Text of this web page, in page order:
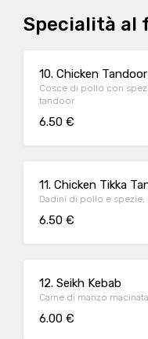
Specialità al
10. Chicken Tandoor
Cosce di pollo con
tandoor
6.50 €
11. Chicken Tikka
Dadini di pollo e
6.50 €
12. Seikh Kebab
Carne di manzo
6.00 €